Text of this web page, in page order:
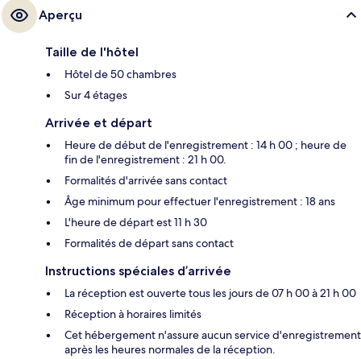
Aperçu
Taille de l'hôtel
Hôtel de 50 chambres
Sur 4 étages
Arrivée et départ
Heure de début de l'enregistrement : 14 h 00 ; heure de
fin de l'enregistrement : 21 h 00.
Formalités d'arrivée sans contact
Âge minimum pour effectuer l'enregistrement : 18 ans
L'heure de départ est 11 h 30
Formalités de départ sans contact
Instructions spéciales d’arrivée
La réception est ouverte tous les jours de 07 h 00 à 21 h 00
Réception à horaires limités
Cet hébergement n'assure aucun service d'enregistrement
après les heures normales de la réception.